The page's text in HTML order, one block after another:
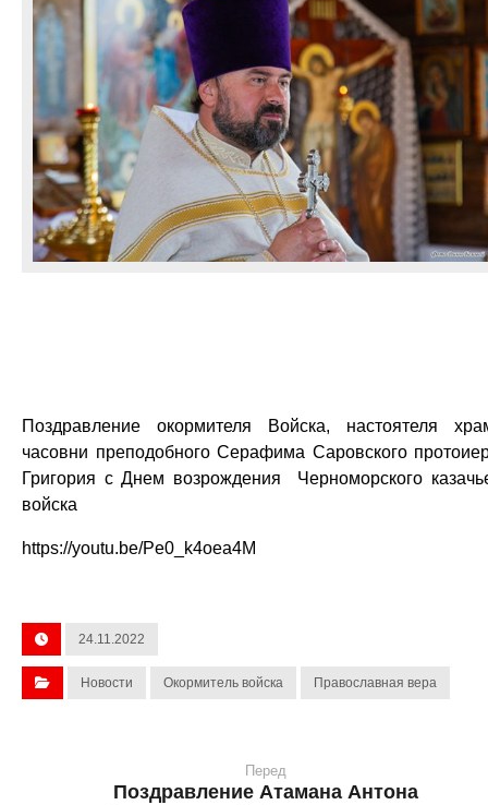
Поздравление окормителя Войска, настоятеля
часовни преподобного Серафима Саровского
Григория с Днем возрождения Черноморского
войска
https://youtu.be/Pe0_k4oea4M
24.11.2022
Новости Окормитель войска Православная вера
Перед
Поздравление Атамана Антона